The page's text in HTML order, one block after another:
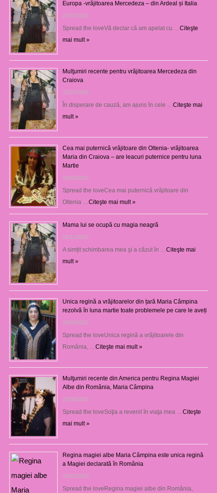
Europa -vrăjitoarea Mercedeza – din Ardeal și Italia
23/07/2026
Spread the loveVă declar că am apelat cu …Citeşte
mai mult »
Mulţumiri recente pentru vrăjitoarea Mercedeza din
Craiova
22/07/2026
În disperare de cauză, am ajuns în cele …Citeşte mai
mult »
Cea mai puternică vrăjitoare din Oltenia- vrăjitoarea
Maria din Craiova – are leacuri puternice pentru luna
Martie
25/03/2026
Spread the loveCea mai puternică vrăjitoare din
Oltenia …Citeşte mai mult »
Mama lui se ocupă cu magia neagră
05/12/2025
A simțit schimbarea mea şi a căzut în …Citeşte mai
mult »
Unica regină a vrăjitoarelor din țară Maria Câmpina
rezolvă în luna martie toate problemele pe care le aveți
25/09/2025
Spread the loveUnica regină a vrăjitoarele din
România, …Citeşte mai mult »
Mulţumiri recente din America pentru Regina Magiei
Albe din România, Maria Câmpina
23/08/2025
Spread the loveSoţia a revenit în viaţa mea …Citeşte
mai mult »
Regina magiei albe Maria Câmpina este unica regină
a Magiei declarată în România
16/07/2025
Spread the loveRegina magiei albe din România,